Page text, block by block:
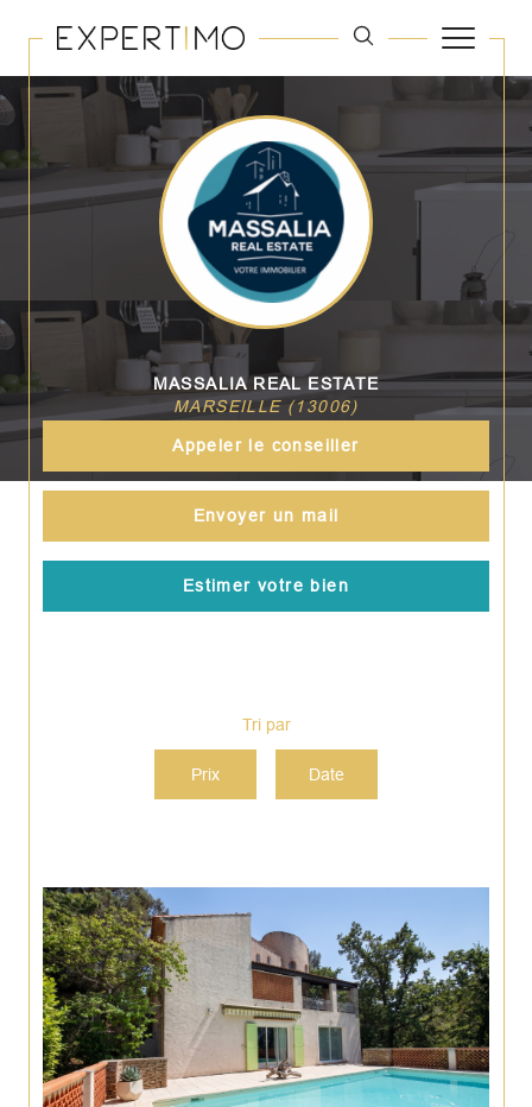
MASSALIA REAL ESTATE
MARSEILLE (13006)
Appeler le conseiller
Envoyer un mail
Estimer votre bien
Tri par
Prix Date